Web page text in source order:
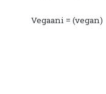
Vegaani = (vegan)